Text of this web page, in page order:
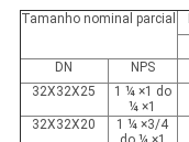
Tamanho nominal parcial
DN
NPS
32X32X25
1 ¼ ×1 do
¼ ×1
32X32X20
1 ¼ ×3/4